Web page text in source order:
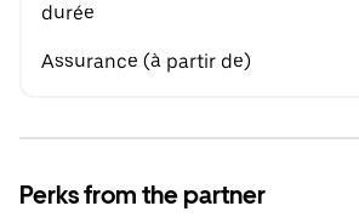
durée
Assurance (à partir de)
Perks from the partner